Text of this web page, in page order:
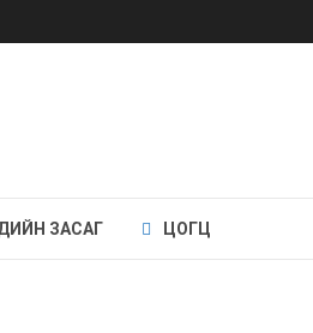
ЗАСАГ ЦОГЦ